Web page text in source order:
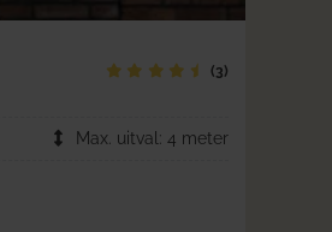
(3)
Max. uitval: 4 meter